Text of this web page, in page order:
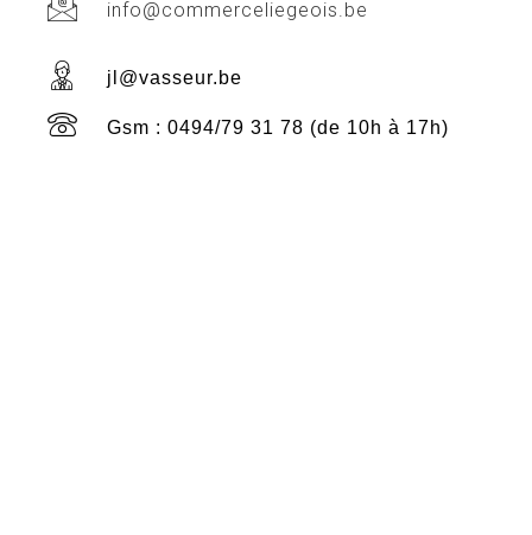
info@commerceliegeois.be
jl@vasseur.be
Gsm : 0494/79 31 78 (de 10h à 17h)